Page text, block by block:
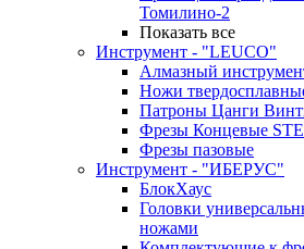
Томилино-2
Показать все
Инструмент - "LEUCO"
Алмазный
Ножи
Патроны Цанги
Фрезы Концевые
Фрезы пазовые
Инструмент - "ИБЕРУС"
БлокХаус
Головки
ножами